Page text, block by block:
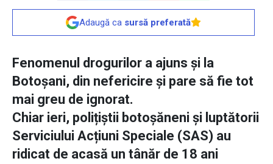
Adaugă ca sursă preferată
Fenomenul drogurilor a ajuns și la
Botoșani, din nefericire și pare să fie tot
mai greu de ignorat.
Chiar ieri, polițiștii botoșăneni și luptătorii
Serviciului Acțiuni Speciale (SAS) au
ridicat de acasă un tânăr de 18 ani